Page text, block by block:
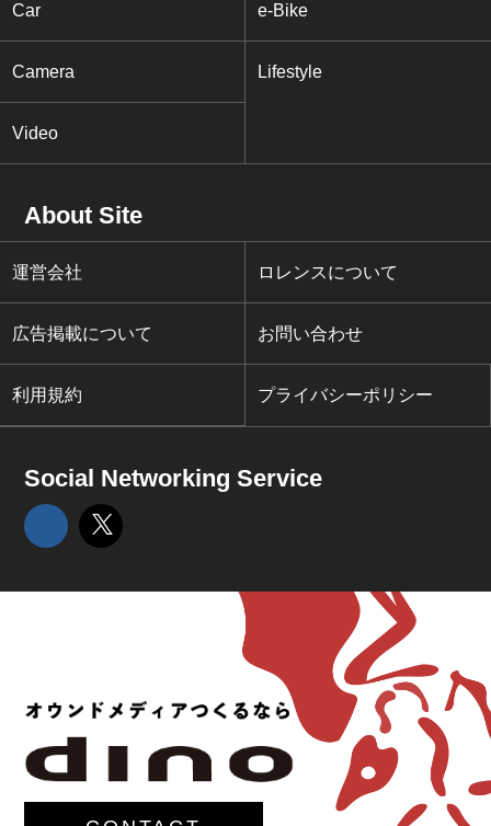
Car e-Bike
Camera Lifestyle
Video
About Site
運営会社 ロレンスについて
広告掲載について お問い合わせ
利用規約 プライバシーポリシー
Social Networking Service